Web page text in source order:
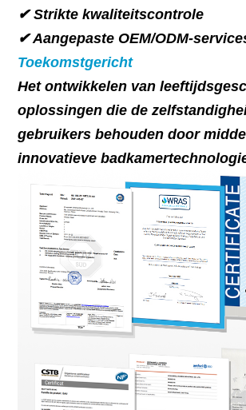
✔ Strikte kwaliteitscontrole
✔ Aangepaste OEM/ODM-
Toekomstgericht
Het ontwikkelen van
oplossingen die de
gebruikers behouden door
innovatieve